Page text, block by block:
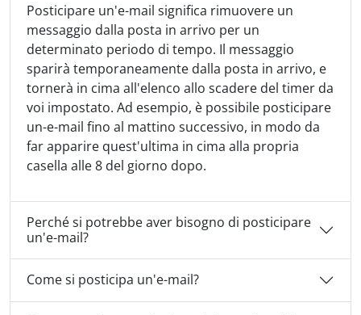
Posticipare un'e-mail significa rimuovere un
messaggio dalla posta in arrivo per un
determinato periodo di tempo. Il messaggio
sparirà temporaneamente dalla posta in arrivo, e
tornerà in cima all'elenco allo scadere del timer da
voi impostato. Ad esempio, è possibile posticipare
un-e-mail fino al mattino successivo, in modo da
far apparire quest'ultima in cima alla propria
casella alle 8 del giorno dopo.
Perché si potrebbe aver bisogno di posticipare
un'e-mail?
Come si posticipa un'e-mail?